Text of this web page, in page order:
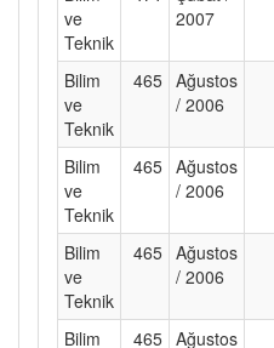
ve
Teknik
2007
Bilim
ve
Teknik
465 Ağustos
/ 2006
Bilim
ve
Teknik
465 Ağustos
/ 2006
Bilim
ve
Teknik
465 Ağustos
/ 2006
Bilim 465 Ağustos